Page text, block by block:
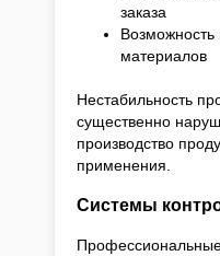
заказа
Возможность
материалов
Нестабильность
существенно
производство
применения.
Системы